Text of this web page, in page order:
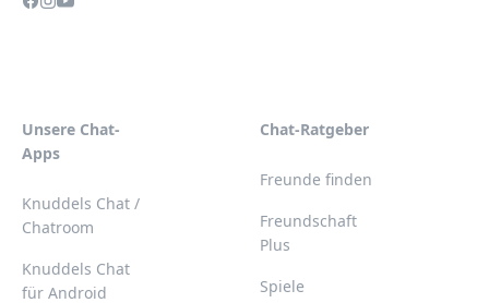
Unsere Chat-
Apps
Knuddels Chat /
Chatroom
Knuddels Chat
für Android
Chat-Ratgeber
Freunde finden
Freundschaft
Plus
Spiele